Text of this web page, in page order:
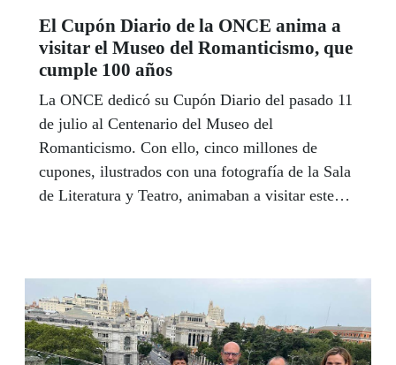
El Cupón Diario de la ONCE anima a
visitar el Museo del Romanticismo, que
cumple 100 años
La ONCE dedicó su Cupón Diario del pasado 11
de julio al Centenario del Museo del
Romanticismo. Con ello, cinco millones de
cupones, ilustrados con una fotografía de la Sala
de Literatura y Teatro, animaban a visitar este